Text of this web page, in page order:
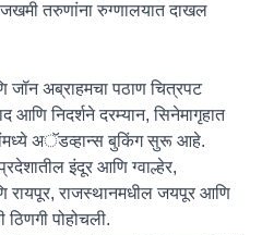
तरुणांना रुग्णालयात दाखल
अब्राहमचा पठाण चित्रपट
आणि निदर्शने दरम्यान, सिनेमागृहात
अॅडव्हान्स बुकिंग सुरू आहे.
इंदूर आणि ग्वाल्हेर,
रायपूर, राजस्थानमधील जयपूर आणि
ठिणगी पोहोचली.